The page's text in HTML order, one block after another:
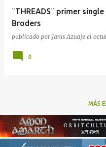
¨THREADS¨ primer
Broders
publicado por Janis Azuaje el
0
MÁS